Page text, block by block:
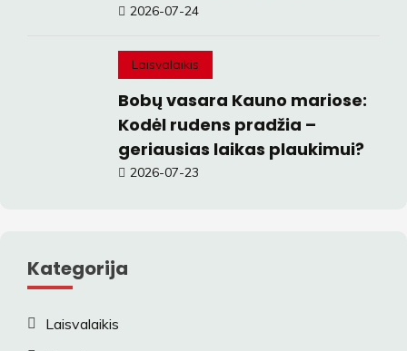
2026-07-24
Laisvalaikis
Bobų vasara Kauno mariose:
Kodėl rudens pradžia –
geriausias laikas plaukimui?
2026-07-23
Kategorija
Laisvalaikis